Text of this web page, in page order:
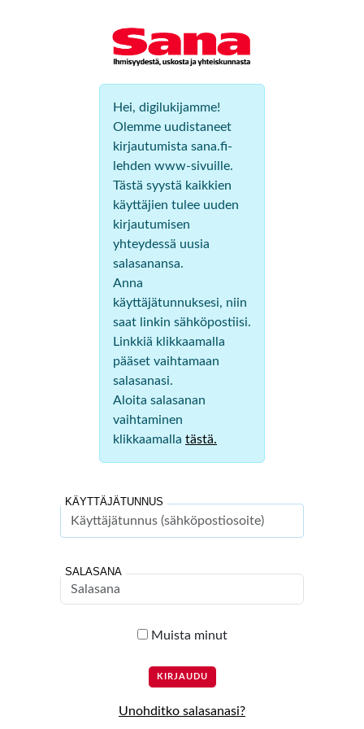
Hei, digilukijamme!
Olemme uudistaneet
kirjautumista sana.fi-
lehden www-sivuille.
Tästä syystä kaikkien
käyttäjien tulee uuden
kirjautumisen
yhteydessä uusia
salasanansa.
Anna
käyttäjätunnuksesi, niin
saat linkin sähköpostiisi.
Linkkiä klikkaamalla
pääset vaihtamaan
salasanasi.
Aloita salasanan
vaihtaminen
klikkaamalla tästä.
KÄYTTÄJÄTUNNUS
SALASANA
Muista minut
Unohditko salasanasi?